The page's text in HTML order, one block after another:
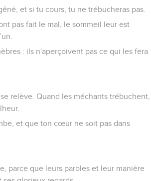
et si tu cours, tu ne trébucheras pas.
pas fait le mal, le sommeil leur est
: ils n'aperçoivent pas ce qui les fera
relève. Quand les méchants trébuchent,
et que ton cœur ne soit pas dans
parce que leurs paroles et leur manière